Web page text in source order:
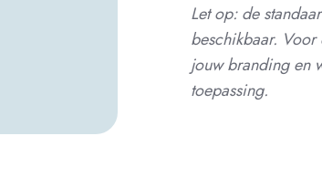
Let op: de
beschikbaar.
jouw branding en
toepassing.